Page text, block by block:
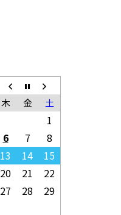
木 金 土
1
6 7
8
13 14
15
20 21
22
27 28
29